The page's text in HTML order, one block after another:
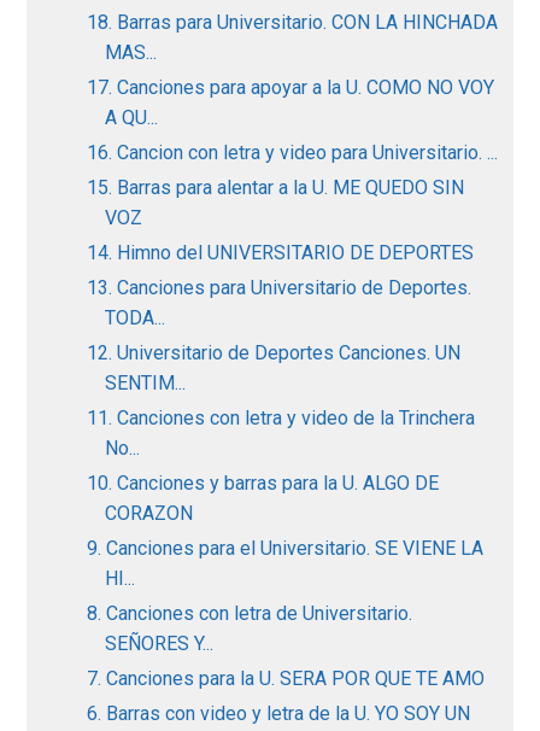
18. Barras para Universitario. CON LA HINCHADA
MAS...
17. Canciones para apoyar a la U. COMO NO VOY
A QU...
16. Cancion con letra y video para Universitario. ...
15. Barras para alentar a la U. ME QUEDO SIN
VOZ
14. Himno del UNIVERSITARIO DE DEPORTES
13. Canciones para Universitario de Deportes.
TODA...
12. Universitario de Deportes Canciones. UN
SENTIM...
11. Canciones con letra y video de la Trinchera
No...
10. Canciones y barras para la U. ALGO DE
CORAZON
9. Canciones para el Universitario. SE VIENE LA
HI...
8. Canciones con letra de Universitario.
SEÑORES Y...
7. Canciones para la U. SERA POR QUE TE AMO
6. Barras con video y letra de la U. YO SOY UN